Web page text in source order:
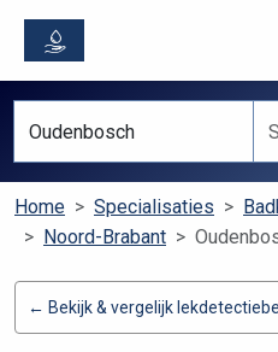
Home Specialisaties
Noord-Brabant
← Bekijk & vergelijk